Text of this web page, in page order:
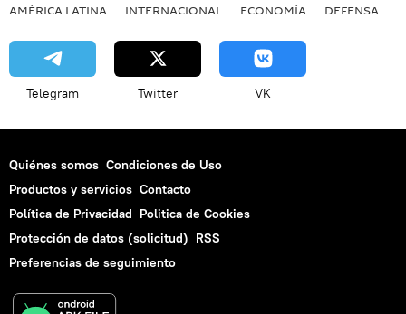
AMÉRICA LATINA INTERNACIONAL ECONOMÍA DEFENSA
Telegram Twitter VK
Quiénes somos Condiciones de Uso
Productos y servicios Contacto
Política de Privacidad Politica de Cookies
Protección de datos (solicitud) RSS
Preferencias de seguimiento